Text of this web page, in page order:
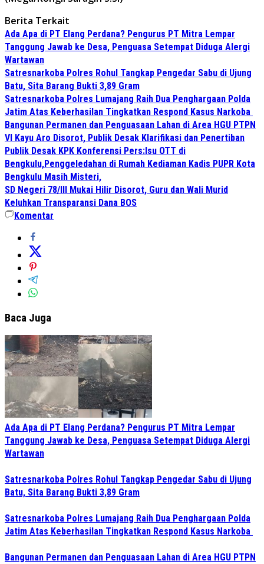
Berita Terkait
Ada Apa di PT Elang Perdana? Pengurus PT Mitra Lempar
Tanggung Jawab ke Desa, Penguasa Setempat Diduga Alergi
Wartawan
Satresnarkoba Polres Rohul Tangkap Pengedar Sabu di Ujung
Batu, Sita Barang Bukti 3,89 Gram
Satresnarkoba Polres Lumajang Raih Dua Penghargaan Polda
Jatim Atas Keberhasilan Tingkatkan Respond Kasus Narkoba
Bangunan Permanen dan Penguasaan Lahan di Area HGU PTPN
VI Kayu Aro Disorot, Publik Desak Klarifikasi dan Penertiban
Publik Desak KPK Konferensi Pers:Isu OTT di
Bengkulu,Penggeledahan di Rumah Kediaman Kadis PUPR Kota
Bengkulu Masih Misteri,
SD Negeri 78/III Mukai Hilir Disorot, Guru dan Wali Murid
Keluhkan Transparansi Dana BOS
Komentar
Baca Juga
Ada Apa di PT Elang Perdana? Pengurus PT Mitra Lempar
Tanggung Jawab ke Desa, Penguasa Setempat Diduga Alergi
Wartawan
Satresnarkoba Polres Rohul Tangkap Pengedar Sabu di Ujung
Batu, Sita Barang Bukti 3,89 Gram
Satresnarkoba Polres Lumajang Raih Dua Penghargaan Polda
Jatim Atas Keberhasilan Tingkatkan Respond Kasus Narkoba
Bangunan Permanen dan Penguasaan Lahan di Area HGU PTPN